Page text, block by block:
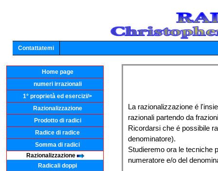
Contattatemi
Home page
numeri irrazionali
1° proprietà ed esercizi/>
Razionalizzazione
Prodotto di radici
Radice di radice
Somma di radici
Razionalizzazione
Radicali doppi
La razionalizzazione é
razionali partendo da
Ricordarsi che é possibile
denominatore).
Studieremo ora le tecniche
numeratore e/o del